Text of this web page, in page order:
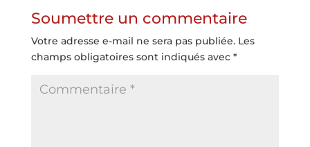
Soumettre un commentaire
Votre adresse e-mail ne sera pas publiée. Les
champs obligatoires sont indiqués avec *